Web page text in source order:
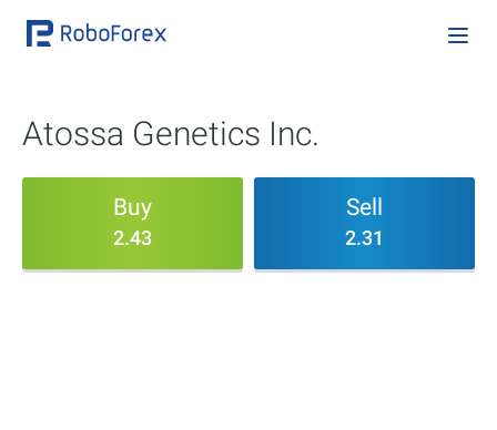
Atossa Genetics Inc.
Buy
2.43
Sell
2.31